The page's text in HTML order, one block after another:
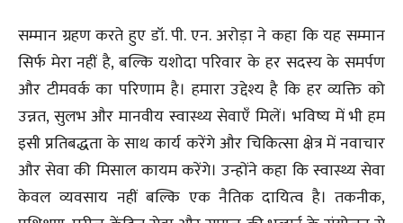
सम्मान ग्रहण करते हुए डॉ. पी. एन. अरोड़ा ने कहा कि यह सम्मान
सिर्फ मेरा नहीं है, बल्कि यशोदा परिवार के हर सदस्य के समर्पण
और टीमवर्क का परिणाम है। हमारा उद्देश्य है कि हर व्यक्ति को
उन्नत, सुलभ और मानवीय स्वास्थ्य सेवाएँ मिलें। भविष्य में भी हम
इसी प्रतिबद्धता के साथ कार्य करेंगे और चिकित्सा क्षेत्र में नवाचार
और सेवा की मिसाल कायम करेंगे। उन्होंने कहा कि स्वास्थ्य सेवा
केवल व्यवसाय नहीं बल्कि एक नैतिक दायित्व है। तकनीक,